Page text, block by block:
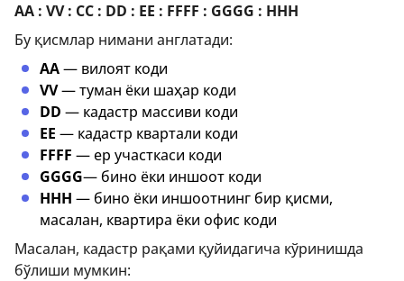
АА : VV : СС : DD : ЕЕ : FFFF : GGGG : HHH
Бу қисмлар нимани англатади:
АА— вилоят коди
VV— туман ёки шаҳар коди
DD — кадастр массиви коди
ЕЕ — кадастр квартали коди
FFFF — ер участкаси коди
GGGG— бино ёки иншоот коди
HHH — бино ёки иншоотнинг бир қисми,
масалан, квартира ёки офис коди
Масалан, кадастр рақами қуйидагича кўринишда
бўлиши мумкин: